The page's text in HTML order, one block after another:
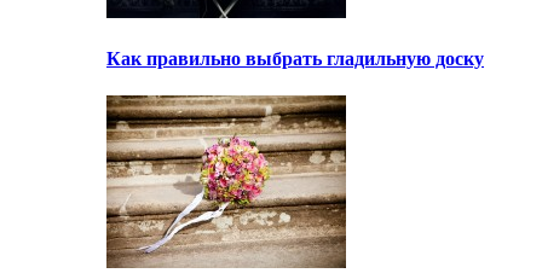
Как правильно выбрать гладильную доску